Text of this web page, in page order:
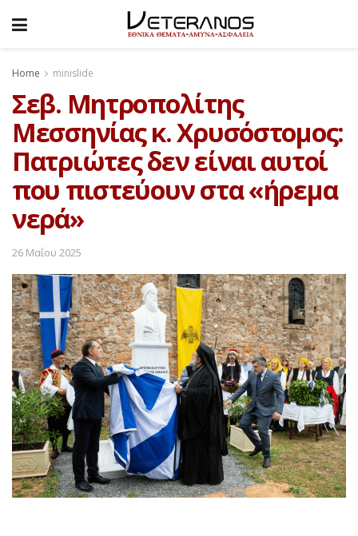
Home minislide
Σεβ. Μητροπολίτης
Μεσσηνίας κ. Χρυσόστομος:
Πατριώτες δεν είναι αυτοί
που πιστεύουν στα «ήρεμα
νερά»
26 Μαΐου 2025